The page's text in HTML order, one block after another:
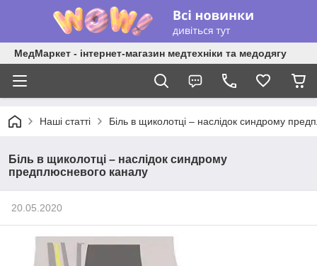
МедМаркет - інтернет-магазин медтехніки та медодягу
Наші статті Біль в щиколотці – наслідок синдрому
Біль в щиколотці – наслідок синдрому
предплюсневого каналу
20.05.2020